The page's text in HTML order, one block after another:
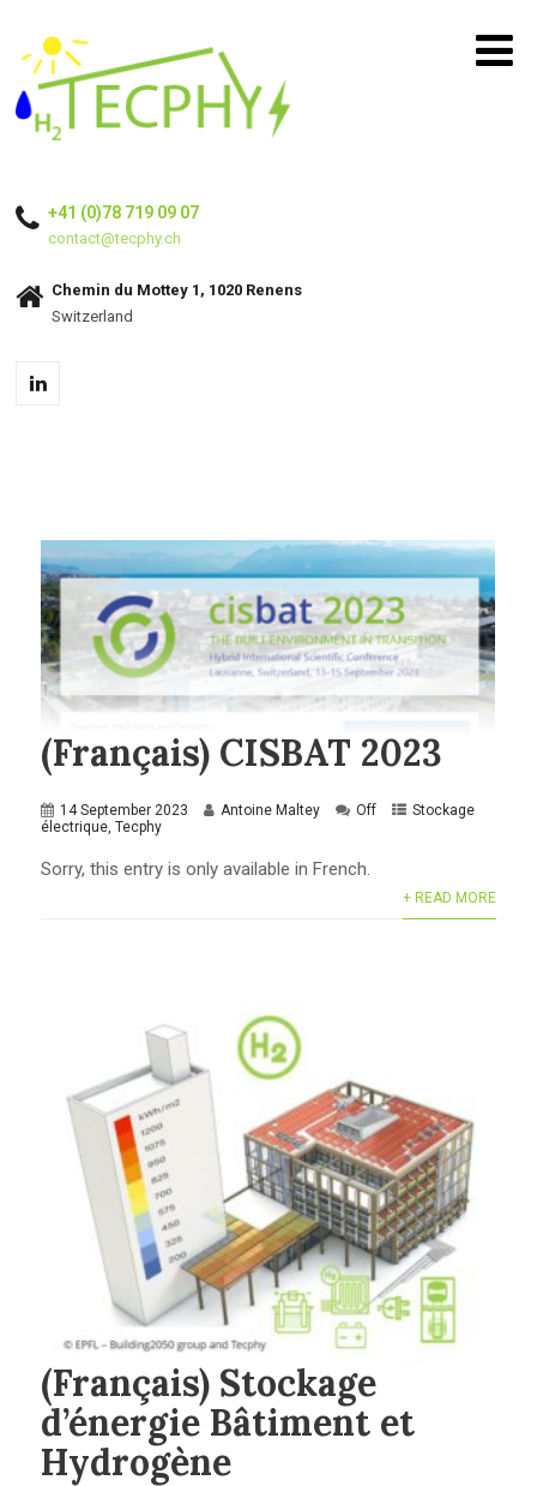
+41 (0)78 719 09 07
contact@tecphy.ch
Chemin du Mottey 1, 1020 Renens
Switzerland
(Français) CISBAT 2023
14 September 2023 Antoine Maltey Off
Stockage
électrique,Tecphy
Sorry, this entry is only available in French.
+ READ MORE
(Français) Stockage
d’énergie Bâtiment et
Hydrogène